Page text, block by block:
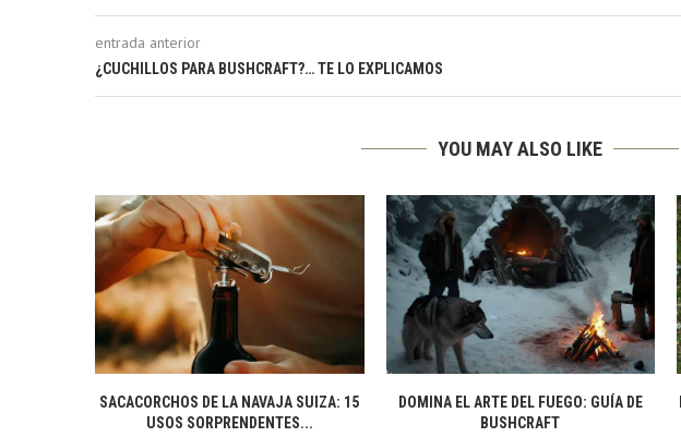
entrada anterior
¿CUCHILLOS PARA BUSHCRAFT?… TE LO EXPLICAMOS
YOU MAY ALSO LIKE
SACACORCHOS DE LA NAVAJA SUIZA: 15
USOS SORPRENDENTES...
DOMINA EL ARTE DEL FUEGO: GUÍA DE
BUSHCRAFT